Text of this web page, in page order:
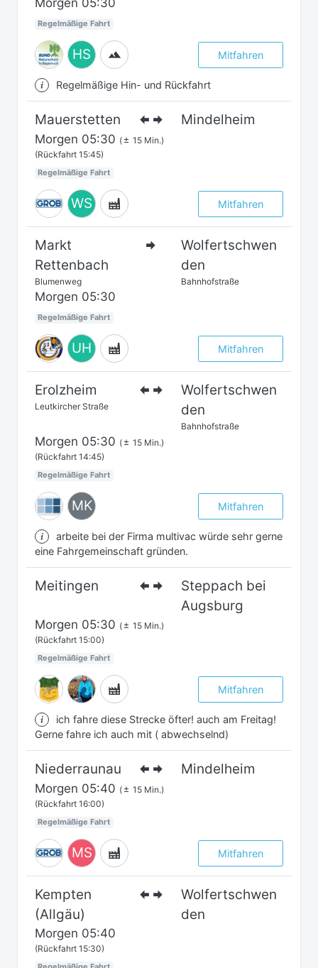
Morgen 05:30
Regelmäßige Fahrt
HS Mitfahren
Regelmäßige Hin- und Rückfahrt
Mauerstetten Mindelheim
Morgen 05:30 (
15 Min.)
(Rückfahrt 15:45)
Regelmäßige Fahrt
WS Mitfahren
Markt
Rettenbach
Blumenweg
Wolfertschwen
den
Bahnhofstraße
Morgen 05:30
Regelmäßige Fahrt
UH Mitfahren
Erolzheim
Leutkircher Straße
Wolfertschwen
den
Bahnhofstraße
Morgen 05:30 (
15 Min.)
(Rückfahrt 14:45)
Regelmäßige Fahrt
MK Mitfahren
arbeite bei der Firma multivac würde sehr gerne
eine Fahrgemeinschaft gründen.
Meitingen
Steppach bei
Augsburg
Morgen 05:30 (
15 Min.)
(Rückfahrt 15:00)
Regelmäßige Fahrt
Mitfahren
ich fahre diese Strecke öfter! auch am Freitag!
Gerne fahre ich auch mit ( abwechselnd)
Niederraunau Mindelheim
Morgen 05:40 (
15 Min.)
(Rückfahrt 16:00)
Regelmäßige Fahrt
MS Mitfahren
Kempten
(Allgäu)
Wolfertschwen
den
Morgen 05:40
(Rückfahrt 15:30)